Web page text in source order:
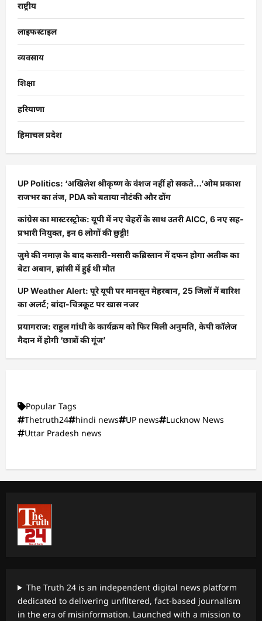
राष्ट्रीय
लाइफस्टाइल
व्यवसाय
शिक्षा
हरियाणा
हिमाचल प्रदेश
UP Politics: ‘अखिलेश श्रीकृष्ण के वंशज नहीं हो सकते…’ओम प्रकाश
राजभर का तंज, PDA को बताया नौटंकी और ढोंग
कांग्रेस का मास्टरस्ट्रोक: यूपी में नए चेहरों के साथ उतरी AICC, 6 नए सह-
प्रभारी नियुक्त, इन 6 लोगों की छुट्टी!
जुमे की नमाज़ के बाद कसारी-मसारी कब्रिस्तान में दफन होगा अतीक का
बेटा अबान, झांसी में हुई थी मौत
UP Weather Alert: पूरे यूपी पर मानसून मेहरबान, 25 जिलों में बारिश
का अलर्ट; बांदा-चित्रकूट पर खास नजर
प्रयागराज: राहुल गांधी के कार्यक्रम को फिर मिली अनुमति, केपी कॉलेज
मैदान में होगी ‘छात्रों की गूंज’
Popular Tags
Thetruth24
hindi news UP news
Lucknow News
Uttar Pradesh news
The Truth 24 is an independent digital news platform
dedicated to delivering unfiltered, fact-based journalism
in the era of misinformation. Launched with a mission to